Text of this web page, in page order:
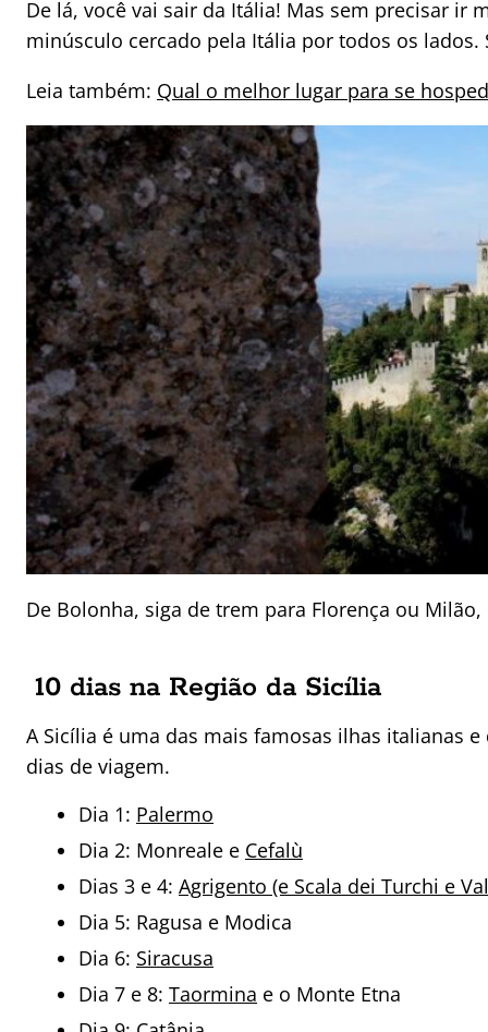
De lá, você vai sair da Itália! Mas sem precisar ir
minúsculo cercado pela Itália por todos os
Leia também: Qual o melhor lugar para se
De Bolonha, siga de trem para Florença ou
10 dias na Região da Sicília
A Sicília é uma das mais famosas ilhas italianas
dias de viagem.
Dia 1: Palermo
Dia 2: Monreale e Cefalù
Dias 3 e 4: Agrigento (e Scala dei Turchi e
Dia 5: Ragusa e Modica
Dia 6: Siracusa
Dia 7 e 8: Taormina e o Monte Etna